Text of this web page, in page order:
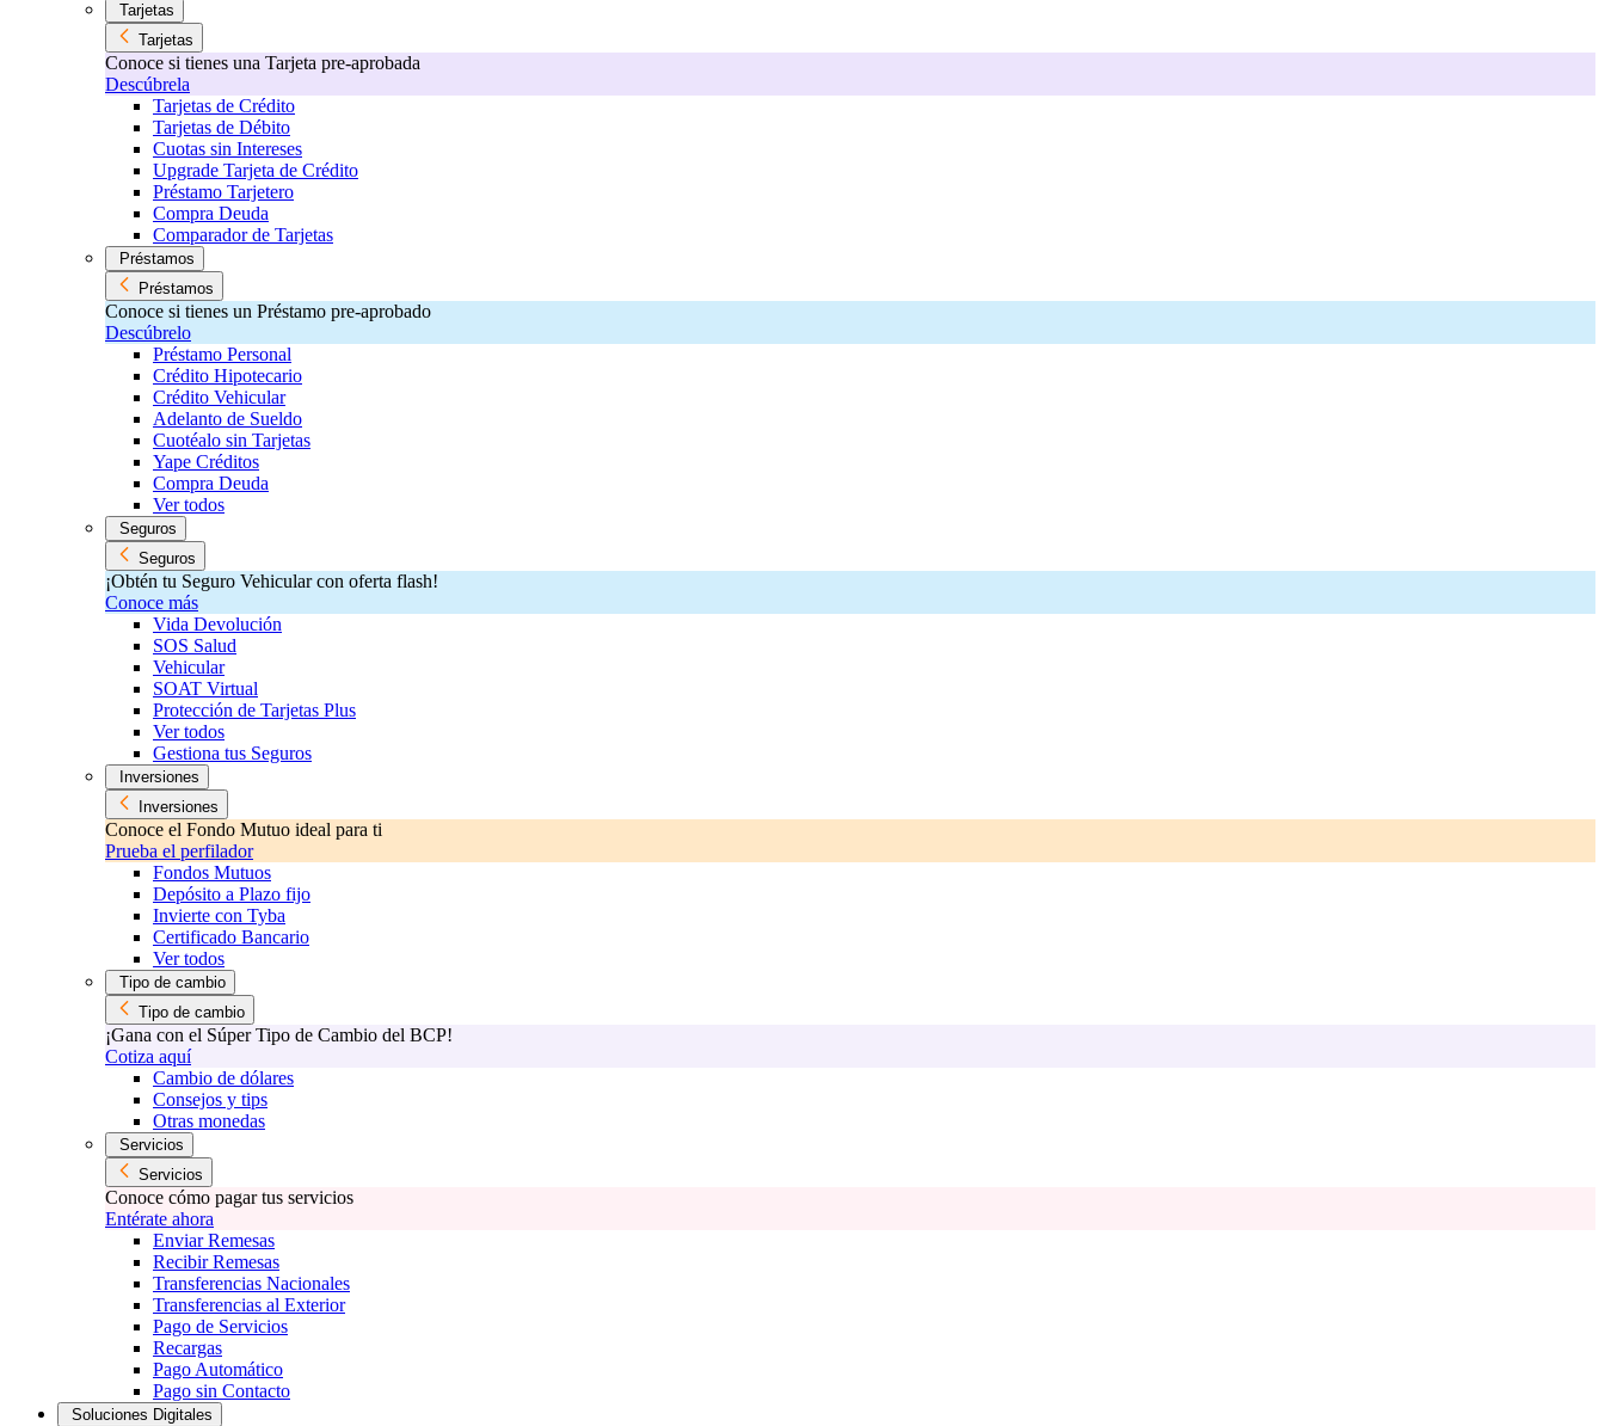
Tarjetas
Tarjetas
Conoce si tienes una Tarjeta pre-aprobada
Descúbrela
Tarjetas de Crédito
Tarjetas de Débito
Cuotas sin Intereses
Upgrade Tarjeta de Crédito
Préstamo Tarjetero
Compra Deuda
Comparador de Tarjetas
Préstamos
Préstamos
Conoce si tienes un Préstamo pre-aprobado
Descúbrelo
Préstamo Personal
Crédito Hipotecario
Crédito Vehicular
Adelanto de Sueldo
Cuotéalo sin Tarjetas
Yape Créditos
Compra Deuda
Ver todos
Seguros
Seguros
¡Obtén tu Seguro Vehicular con oferta flash!
Conoce más
Vida Devolución
SOS Salud
Vehicular
SOAT Virtual
Protección de Tarjetas Plus
Ver todos
Gestiona tus Seguros
Inversiones
Inversiones
Conoce el Fondo Mutuo ideal para ti
Prueba el perfilador
Fondos Mutuos
Depósito a Plazo fijo
Invierte con Tyba
Certificado Bancario
Ver todos
Tipo de cambio
Tipo de cambio
¡Gana con el Súper Tipo de Cambio del BCP!
Cotiza aquí
Cambio de dólares
Consejos y tips
Otras monedas
Servicios
Servicios
Conoce cómo pagar tus servicios
Entérate ahora
Enviar Remesas
Recibir Remesas
Transferencias Nacionales
Transferencias al Exterior
Pago de Servicios
Recargas
Pago Automático
Pago sin Contacto
Soluciones Digitales